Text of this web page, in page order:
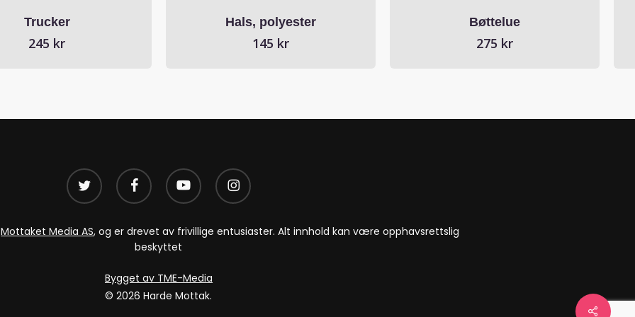
Trucker
245 kr
Hals, polyester
145 kr
Bøttelue
275 kr
Share
twitter facebook youtube instagram
Mottaket Media AS, og er drevet av frivillige entusiaster. Alt innhold kan være opphavsrettslig
beskyttet
Bygget av TME-Media
© 2026 Harde Mottak.